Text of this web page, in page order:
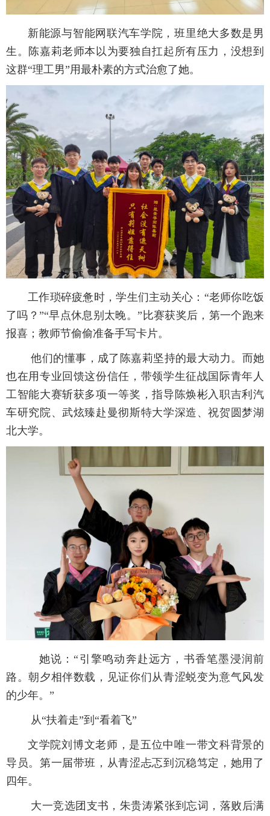
新能源与智能网联汽车学院，班里绝大多数是男
生。陈嘉莉老师本以为要独自扛起所有压力，没想到
这群“理工男”用最朴素的方式治愈了她。
工作琐碎疲惫时，学生们主动关心：“老师你吃饭
了吗？”“早点休息别太晚。”比赛获奖后，第一个跑来
报喜；教师节偷偷准备手写卡片。
他们的懂事，成了陈嘉莉坚持的最大动力。而她
也在用专业回馈这份信任，带领学生征战国际青年人
工智能大赛斩获多项一等奖，指导陈焕彬入职吉利汽
车研究院、武炫臻赴曼彻斯特大学深造、祝贺圆梦湖
北大学。
她说：“引擎鸣动奔赴远方，书香笔墨浸润前
路。朝夕相伴数载，见证你们从青涩蜕变为意气风发
的少年。”
从“扶着走”到“看着飞”
文学院刘博文老师，是五位中唯一带文科背景的
导员。第一届带班，从青涩忐忑到沉稳笃定，她用了
四年。
大一竞选团支书，朱贵涛紧张到忘词，落败后满